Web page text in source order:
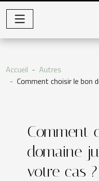
Accueil
Autres
Comment choisir le bon
Comment
domaine
votre cas ?